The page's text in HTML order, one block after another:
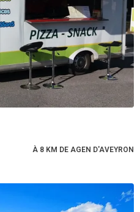
À 8 KM DE AGEN D'AVEYRON